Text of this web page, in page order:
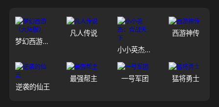
梦幻西游（大陆服）
凡人传说
小小英杰：合战天下
西游神传
逆袭的仙王
最强帮主 一号军团 猛将勇士